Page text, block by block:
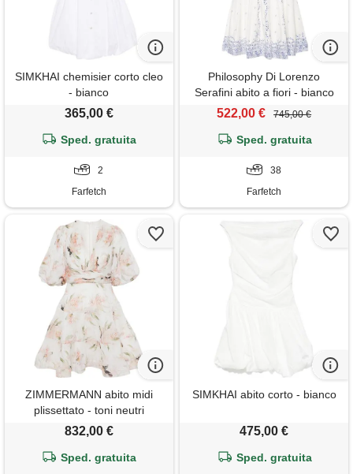
SIMKHAI chemisier corto cleo
- bianco
365,00 €
Sped. gratuita
2
Farfetch
Philosophy Di Lorenzo
Serafini abito a fiori - bianco
522,00 € 745,00 €
Sped. gratuita
38
Farfetch
ZIMMERMANN abito midi
plissettato - toni neutri
832,00 €
Sped. gratuita
SIMKHAI abito corto - bianco
475,00 €
Sped. gratuita